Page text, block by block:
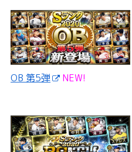
OB 第5弾
NEW!